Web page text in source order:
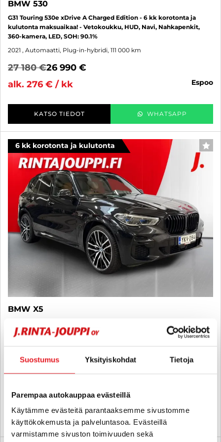
Suostumus Yksityiskohdat Tietoja
Parempaa autokauppaa evästeillä
Käytämme evästeitä parantaaksemme sivustomme
käyttökokemusta ja palveluntasoa. Evästeillä
varmistamme sivuston toimivuuden sekä
BMW 530
G31 Touring 530e xDrive A Charged Edition - 6 kk korotonta ja
kulutonta maksuaikaa! - Vetokoukku, HUD, Navi, Nahkapenkit,
360-kamera, LED, SOH: 90.1%
2021 , Automaatti, Plug-in-hybridi, 111 000 km
27 180 €26 990 €
alk. 276 € / kk
espoo
KATSO TIEDOT WHATSAPP
6 kk korotonta ja kulutonta
BMW X5
kulutonta maksuaikaa! - Suomi-auto, Akkutesti 91/100, Navi, HUD,
2022 , Automaatti, Plug-in-hybridi, 163 900 km
42 900 €
alk. 375 € / kk
KATSO TIEDOT WHATSAPP